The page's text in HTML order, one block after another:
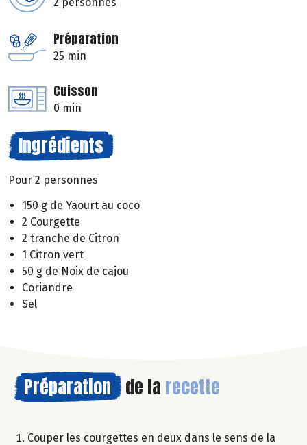
Préparation
25 min
Cuisson
0 min
Ingrédients
Pour 2 personnes
150 g de Yaourt au coco
2 Courgette
2 tranche de Citron
1 Citron vert
50 g de Noix de cajou
Coriandre
Sel
Préparation de la recette
Couper les courgettes en deux dans le sens de la